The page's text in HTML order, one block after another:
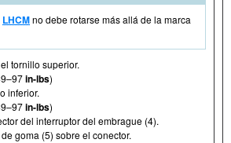
LHCMno debe rotarse más allá de la marca
tornillo superior.
in-lbs)
inferior.
in-lbs)
del interruptor del embrague (4).
goma (5) sobre el conector.